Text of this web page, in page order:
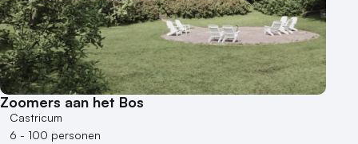
Zoomers aan het Bos
Castricum
6 - 100 personen